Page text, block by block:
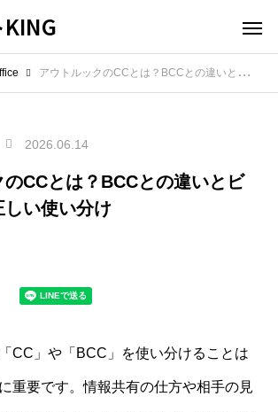
アウトルックのCCとは？BCCとの違いとビジネスでの正しい使い分け
2026.06.14
のCCとは？BCCとの違いとビ
しい使い分け
CC」や「BCC」を使い分けることは
重要です。情報共有の仕方や相手の見